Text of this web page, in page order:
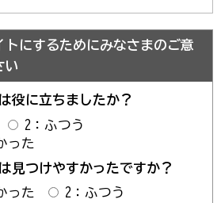
トにするためにみなさまのご意
い
役に立ちましたか？
2：ふつう
った
見つけやすかったですか？
った
2：ふつう